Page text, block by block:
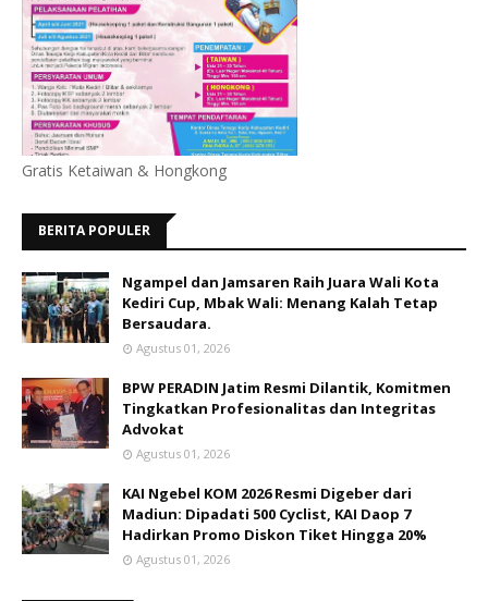
Gratis Ketaiwan & Hongkong
BERITA POPULER
Ngampel dan Jamsaren Raih Juara Wali Kota
Kediri Cup, Mbak Wali: Menang Kalah Tetap
Bersaudara.
Agustus 01, 2026
BPW PERADIN Jatim Resmi Dilantik, Komitmen
Tingkatkan Profesionalitas dan Integritas
Advokat
Agustus 01, 2026
KAI Ngebel KOM 2026 Resmi Digeber dari
Madiun: Dipadati 500 Cyclist, KAI Daop 7
Hadirkan Promo Diskon Tiket Hingga 20%
Agustus 01, 2026